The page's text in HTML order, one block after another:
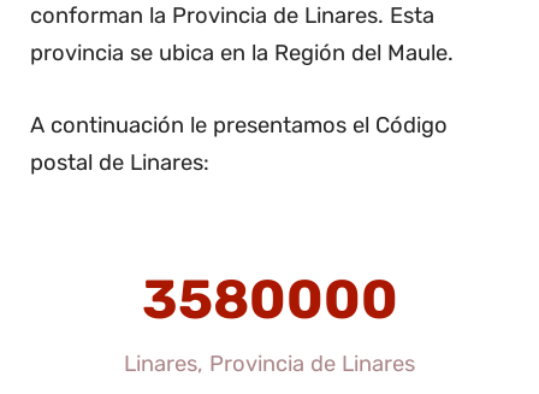
conforman la Provincia de Linares. Esta
provincia se ubica en la Región del Maule.
A continuación le presentamos el Código
postal de Linares:
3580000
Linares, Provincia de Linares